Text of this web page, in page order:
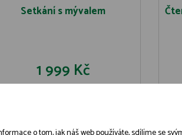
Setkání s mývalem
1 999 Kč